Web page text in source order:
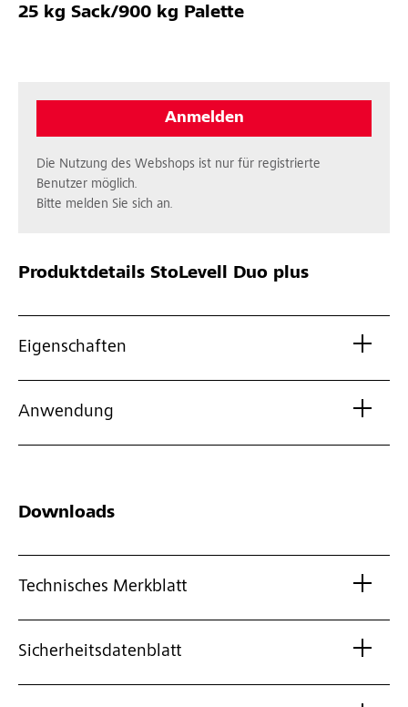
25 kg Sack/900 kg Palette
Anmelden
Die Nutzung des Webshops ist nur für registrierte
Benutzer möglich.
Bitte melden Sie sich an.
Produktdetails StoLevell Duo plus
Eigenschaften
Anwendung
Downloads
Technisches Merkblatt
Sicherheitsdatenblatt